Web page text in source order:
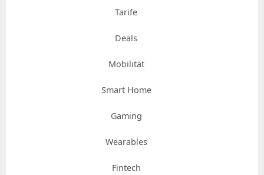
Tarife
Deals
Mobilität
Smart Home
Gaming
Wearables
Fintech